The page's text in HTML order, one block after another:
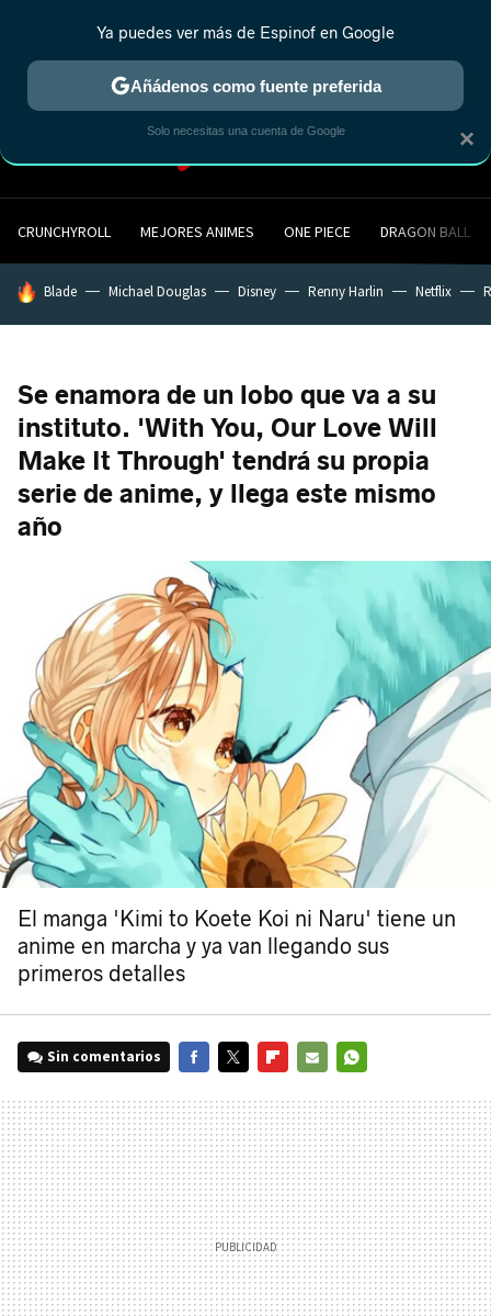
CRUNCHYROLL MEJORES ANIMES ONE PIECE DRAGON BALL
HOY SE HABLA DE
Blade Michael Douglas Disney Renny Harlin Netflix
Se enamora de un lobo que va a su
instituto. 'With You, Our Love Will
Make It Through' tendrá su propia
serie de anime, y llega este mismo
año
El manga 'Kimi to Koete Koi ni Naru' tiene un
anime en marcha y ya van llegando sus
primeros detalles
Sin comentarios
MAIL
×
Ya puedes ver más de Espinof en Google
Añádenos como fuente preferida
Solo necesitas una cuenta de Google